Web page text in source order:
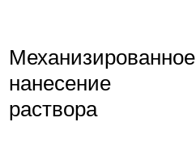
Механизированное
нанесение
раствора